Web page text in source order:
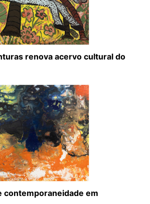
renova acervo cultural do
contemporaneidade em